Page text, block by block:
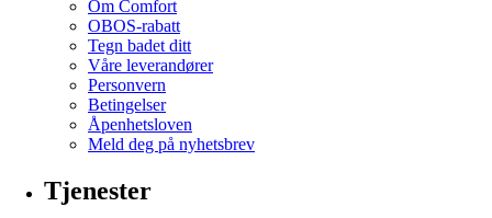
Om Comfort
OBOS-rabatt
Tegn badet ditt
Våre leverandører
Personvern
Betingelser
Åpenhetsloven
Meld deg på nyhetsbrev
Tjenester